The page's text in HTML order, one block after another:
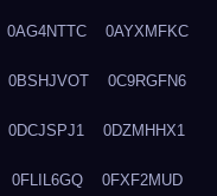
0AG4NTTC 0AYXMFKC
0BSHJVOT 0C9RGFN6
0DCJSPJ1 0DZMHHX1
0FLIL6GQ 0FXF2MUD